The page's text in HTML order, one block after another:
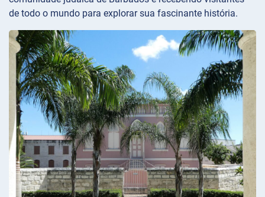
de todo o mundo para explorar sua fascinante história.